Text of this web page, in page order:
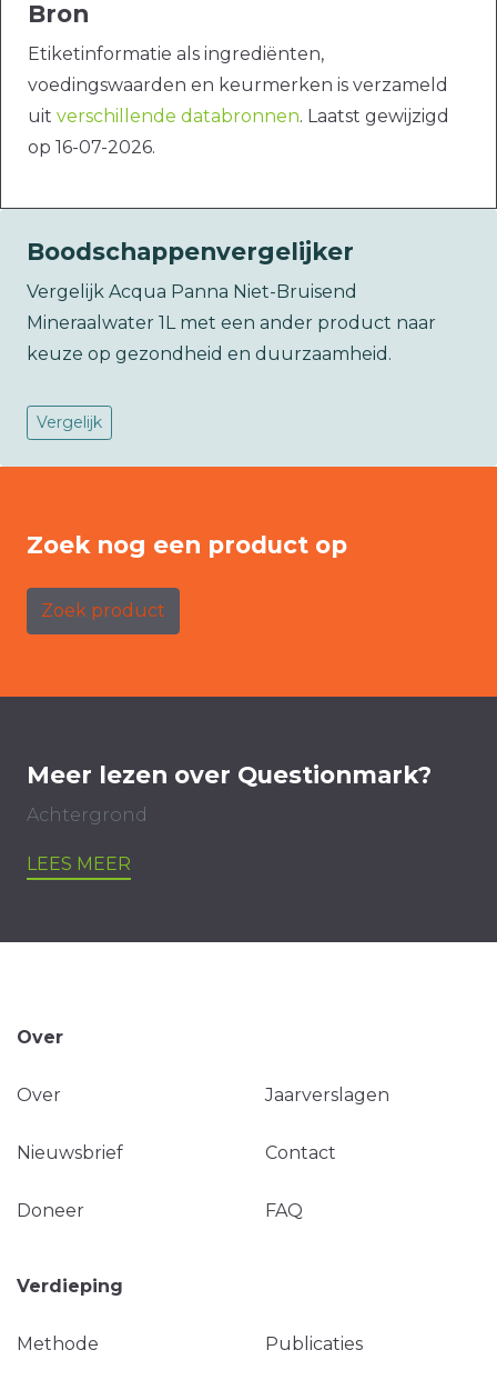
Bron
Etiketinformatie als ingrediënten,
voedingswaarden en keurmerken is verzameld
uit verschillende databronnen. Laatst gewijzigd
op 16-07-2026.
Boodschappenvergelijker
Vergelijk Acqua Panna Niet-Bruisend
Mineraalwater 1L met een ander product naar
keuze op gezondheid en duurzaamheid.
Vergelijk
Zoek nog een product op
Zoek product
Meer lezen over Questionmark?
Achtergrond
LEES MEER
Over
Over Jaarverslagen
Nieuwsbrief Contact
Doneer FAQ
Verdieping
Methode Publicaties